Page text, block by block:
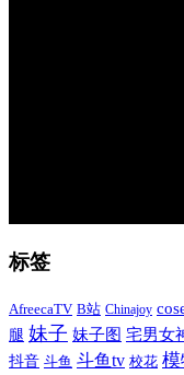
标签
AfreecaTV B站 Chinajoy
腿 妹子 妹子图 宅男女
抖音 斗鱼 斗鱼tv 校花